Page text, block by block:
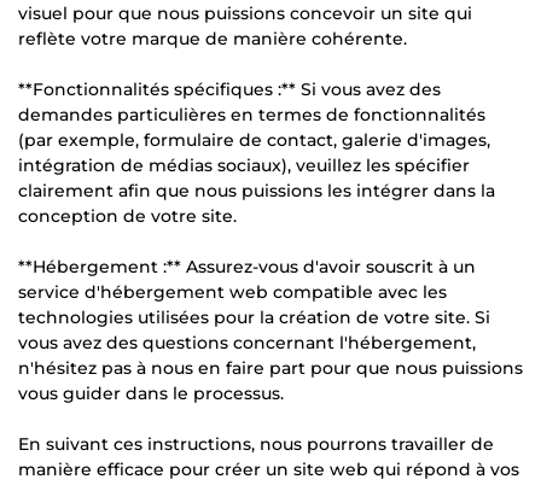
visuel pour que nous puissions concevoir un site qui
reflète votre marque de manière cohérente.
**Fonctionnalités spécifiques :** Si vous avez des
demandes particulières en termes de fonctionnalités
(par exemple, formulaire de contact, galerie d'images,
intégration de médias sociaux), veuillez les spécifier
clairement afin que nous puissions les intégrer dans la
conception de votre site.
**Hébergement :** Assurez-vous d'avoir souscrit à un
service d'hébergement web compatible avec les
technologies utilisées pour la création de votre site. Si
vous avez des questions concernant l'hébergement,
n'hésitez pas à nous en faire part pour que nous puissions
vous guider dans le processus.
En suivant ces instructions, nous pourrons travailler de
manière efficace pour créer un site web qui répond à vos